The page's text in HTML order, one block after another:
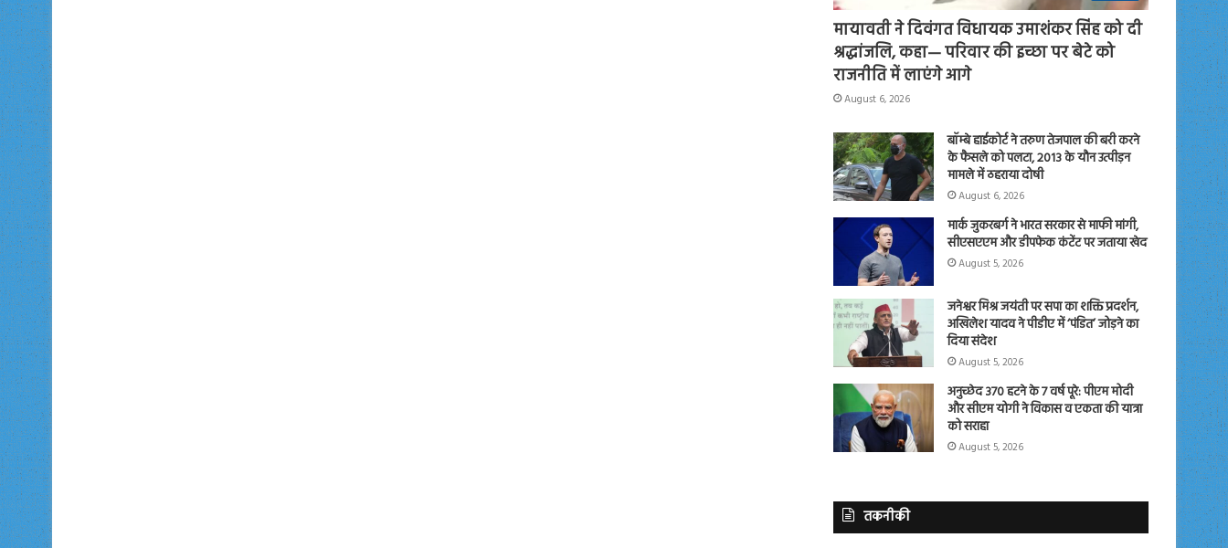
मायावती ने दिवंगत विधायक उमाशंकर सिंह को दी
श्रद्धांजलि, कहा— परिवार की इच्छा पर बेटे को
राजनीति में लाएंगे आगे
August 6, 2026
बॉम्बे हाईकोर्ट ने तरुण तेजपाल की बरी करने
के फैसले को पलटा, 2013 के यौन उत्पीड़न
मामले में ठहराया दोषी
August 6, 2026
मार्क जुकरबर्ग ने भारत सरकार से माफी मांगी,
सीएसएएम और डीपफेक कंटेंट पर जताया खेद
August 5, 2026
जनेश्वर मिश्र जयंती पर सपा का शक्ति प्रदर्शन,
अखिलेश यादव ने पीडीए में ‘पंडित’ जोड़ने का
दिया संदेश
August 5, 2026
अनुच्छेद 370 हटने के 7 वर्ष पूरे: पीएम मोदी
और सीएम योगी ने विकास व एकता की यात्रा
को सराहा
August 5, 2026
तकनीकी